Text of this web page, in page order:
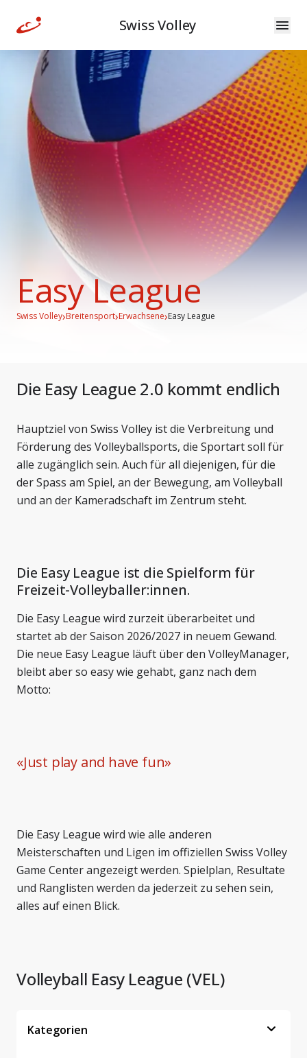
Swiss Volley
Easy League
Swiss Volley›Breitensport›Erwachsene›Easy League
Die Easy League 2.0 kommt endlich
Hauptziel von Swiss Volley ist die Verbreitung und
Förderung des Volleyballsports, die Sportart soll für
alle zugänglich sein. Auch für all diejenigen, für die
der Spass am Spiel, an der Bewegung, am Volleyball
und an der Kameradschaft im Zentrum steht.
Die Easy League ist die Spielform für
Freizeit-Volleyballer:innen.
Die Easy League wird zurzeit überarbeitet und
startet ab der Saison 2026/2027 in neuem Gewand.
Die neue Easy League läuft über den VolleyManager,
bleibt aber so easy wie gehabt, ganz nach dem
Motto:
«Just play and have fun»
Die Easy League wird wie alle anderen
Meisterschaften und Ligen im offiziellen Swiss Volley
Game Center angezeigt werden. Spielplan, Resultate
und Ranglisten werden da jederzeit zu sehen sein,
alles auf einen Blick.
Volleyball Easy League (VEL)
Kategorien